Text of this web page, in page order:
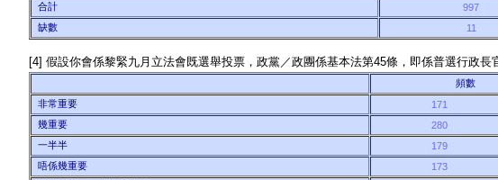
合計
997
缺數
11
[4] 假設你會係黎緊九月立法會既選舉投票，政黨／政團係基本法第45條，即係普選行政長
頻數
非常重要
171
幾重要
280
一半半
179
唔係幾重要
173